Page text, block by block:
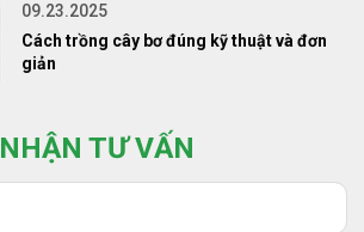
09.23.2025
Cách trồng cây bơ đúng kỹ thuật và đơn
giản
NHẬN TƯ VẤN